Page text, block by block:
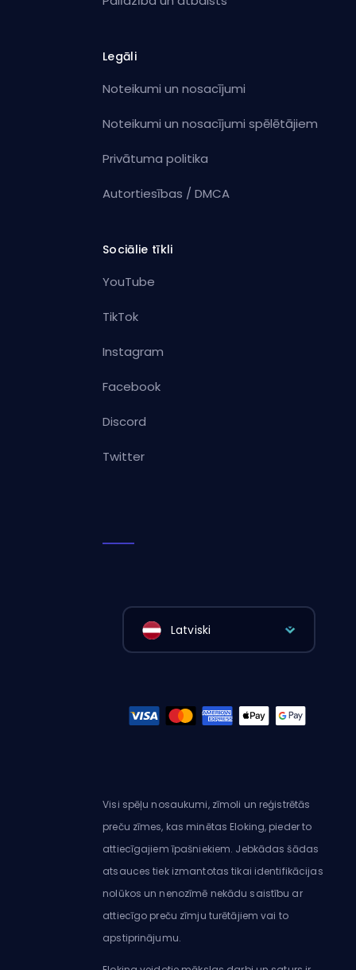
Legāli
Noteikumi un nosacījumi
Noteikumi un nosacījumi spēlētājiem
Privātuma politika
Autortiesības / DMCA
Sociālie tīkli
YouTube
TikTok
Instagram
Facebook
Discord
Twitter
Latviski
Visi spēļu nosaukumi, zīmoli un reģistrētās
preču zīmes, kas minētas Eloking, pieder to
attiecīgajiem īpašniekiem. Jebkādas šādas
atsauces tiek izmantotas tikai identifikācijas
nolūkos un nenozīmē nekādu saistību ar
attiecīgo preču zīmju turētājiem vai to
apstiprinājumu.